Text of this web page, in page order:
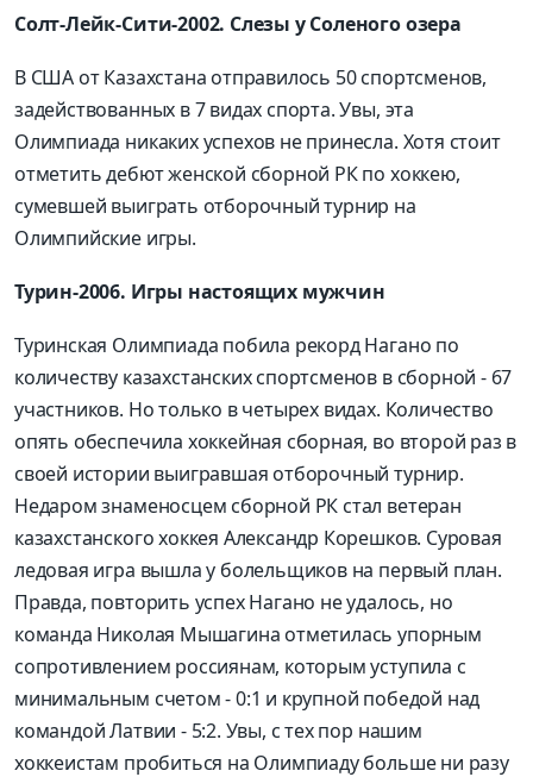
Солт-Лейк-Сити-2002. Слезы у Соленого озера
В США от Казахстана отправилось 50 спортсменов,
задействованных в 7 видах спорта. Увы, эта
Олимпиада никаких успехов не принесла. Хотя стоит
отметить дебют женской сборной РК по хоккею,
сумевшей выиграть отборочный турнир на
Олимпийские игры.
Турин-2006. Игры настоящих мужчин
Туринская Олимпиада побила рекорд Нагано по
количеству казахстанских спортсменов в сборной - 67
участников. Но только в четырех видах. Количество
опять обеспечила хоккейная сборная, во второй раз в
своей истории выигравшая отборочный турнир.
Недаром знаменосцем сборной РК стал ветеран
казахстанского хоккея Александр Корешков. Суровая
ледовая игра вышла у болельщиков на первый план.
Правда, повторить успех Нагано не удалось, но
команда Николая Мышагина отметилась упорным
сопротивлением россиянам, которым уступила с
минимальным счетом - 0:1 и крупной победой над
командой Латвии - 5:2. Увы, с тех пор нашим
хоккеистам пробиться на Олимпиаду больше ни разу